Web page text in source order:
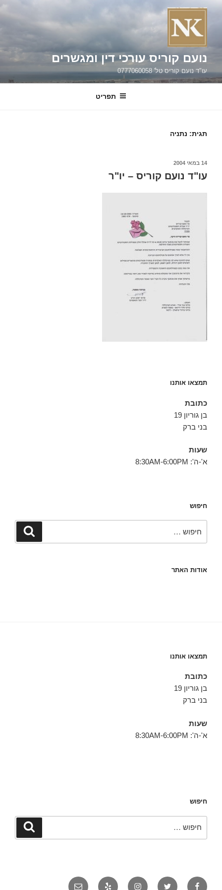
דילוג
נועם קוריס עורכי דין ומגשרים
עו"ד נועם קוריס טל' 0777060058
תפריט
תגית: נתניה
פורסם
14 במאי 2004
עו"ד נועם קוריס – יו"ר
תמצאו אותנו
כתובת
בן גוריון 19
בני ברק
שעות
א'-ה': 8:30AM-6:00PM
חיפוש
חיפוש
אודות האתר
תמצאו אותנו
כתובת
בן גוריון 19
בני ברק
שעות
א'-ה': 8:30AM-6:00PM
חיפוש
חיפוש
פייסבוק טוויטר אינסטגרם יאלפ אימייל